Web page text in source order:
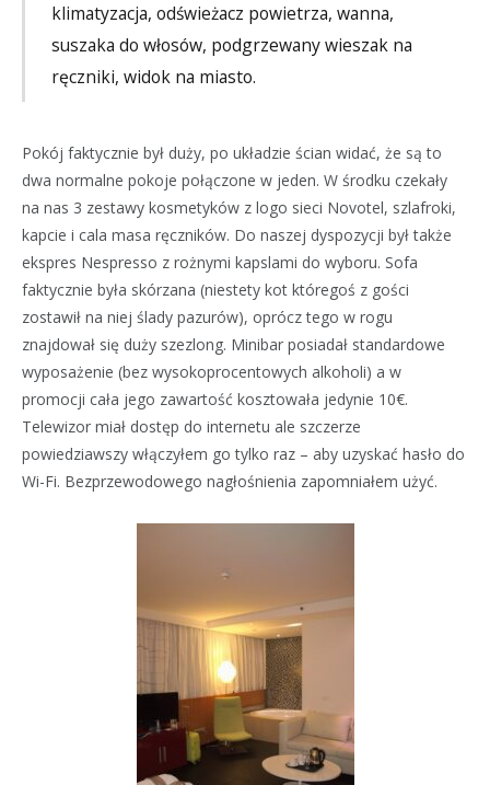
klimatyzacja, odświeżacz powietrza, wanna,
suszaka do włosów, podgrzewany wieszak na
ręczniki, widok na miasto.
Pokój faktycznie był duży, po układzie ścian widać, że są to
dwa normalne pokoje połączone w jeden. W środku czekały
na nas 3 zestawy kosmetyków z logo sieci Novotel, szlafroki,
kapcie i cala masa ręczników. Do naszej dyspozycji był także
ekspres Nespresso z rożnymi kapslami do wyboru. Sofa
faktycznie była skórzana (niestety kot któregoś z gości
zostawił na niej ślady pazurów), oprócz tego w rogu
znajdował się duży szezlong. Minibar posiadał standardowe
wyposażenie (bez wysokoprocentowych alkoholi) a w
promocji cała jego zawartość kosztowała jedynie 10€.
Telewizor miał dostęp do internetu ale szczerze
powiedziawszy włączyłem go tylko raz – aby uzyskać hasło do
Wi-Fi. Bezprzewodowego nagłośnienia zapomniałem użyć.